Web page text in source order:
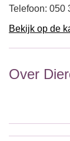
Telefoon: 050
Bekijk op de
Over